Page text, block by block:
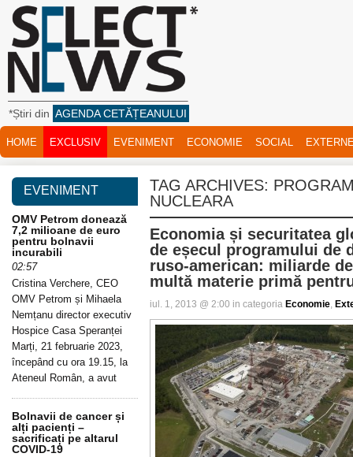
*Știri din AGENDA CETĂȚEANULUI
HOME EXCLUSIV EVENIMENT ECONOMIE SOCIAL
TAG ARCHIVES:
NUCLEARA
Economia și securitatea
de eșecul programului de
ruso-american: miliarde
multă materie primă
iul. 1, 2013 @ 2:00 in categoria Economie,
EVENIMENT
OMV Petrom donează
7,2 milioane de euro
pentru bolnavii
incurabili
02:57
Cristina Verchere, CEO
OMV Petrom și Mihaela
Nemțanu director executiv
Hospice Casa Speranței
Marți, 21 februarie 2023,
începând cu ora 19.15, la
Ateneul Român, a avut
Bolnavii de cancer și
alți pacienți –
sacrificați pe altarul
COVID-19